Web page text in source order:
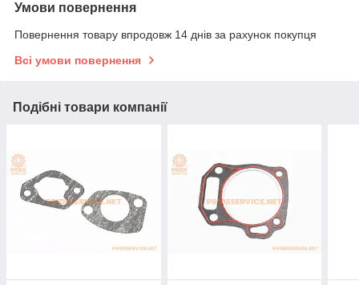
Умови повернення
Повернення товару впродовж 14 днів за рахунок покупця
Всі умови повернення
Подібні товари компанії